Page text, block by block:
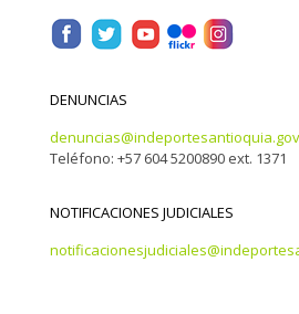
DENUNCIAS
Teléfono: +57 604 5200890 ext. 1371
NOTIFICACIONES JUDICIALES